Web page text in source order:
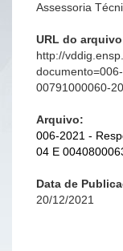
Assessoria
URL do
http://
00791000060-
Arquivo:
006-2021 -
04 E
Data de
20/12/2021